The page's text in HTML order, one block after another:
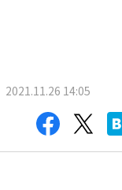
2021.11.26 14:05